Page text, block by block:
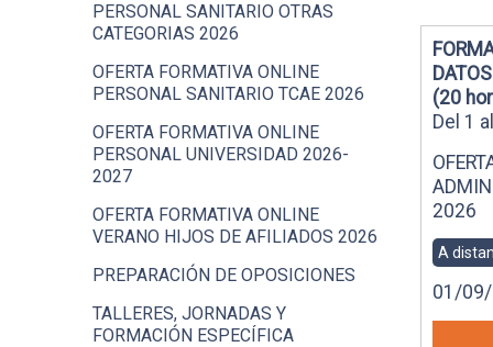
PERSONAL SANITARIO OTRAS
CATEGORIAS 2026
OFERTA FORMATIVA ONLINE
PERSONAL SANITARIO TCAE 2026
OFERTA FORMATIVA ONLINE
PERSONAL UNIVERSIDAD 2026-
2027
OFERTA FORMATIVA ONLINE
VERANO HIJOS DE AFILIADOS 2026
PREPARACIÓN DE OPOSICIONES
TALLERES, JORNADAS Y
FORMACIÓN ESPECÍFICA
(20
Del 1
2026
A
01/